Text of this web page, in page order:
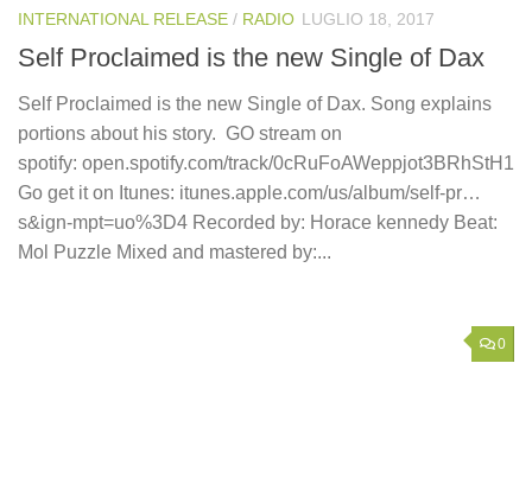
INTERNATIONAL RELEASE / RADIO LUGLIO 18, 2017
Self Proclaimed is the new Single of Dax
Self Proclaimed is the new Single of Dax. Song explains
portions about his story. GO stream on
spotify: open.spotify.com/track/0cRuFoAWeppjot3BRhStH1
Go get it on Itunes: itunes.apple.com/us/album/self-pr…
s&ign-mpt=uo%3D4 Recorded by: Horace kennedy Beat:
Mol Puzzle Mixed and mastered by:...
0